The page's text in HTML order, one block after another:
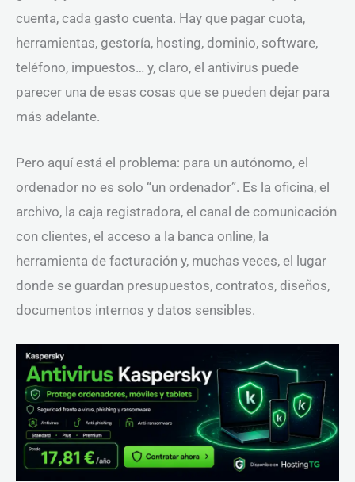
cuenta, cada gasto cuenta. Hay que pagar cuota,
herramientas, gestoría, hosting, dominio, software,
teléfono, impuestos… y, claro, el antivirus puede
parecer una de esas cosas que se pueden dejar para
más adelante.
Pero aquí está el problema: para un autónomo, el
ordenador no es solo “un ordenador”. Es la oficina, el
archivo, la caja registradora, el canal de comunicación
con clientes, el acceso a la banca online, la
herramienta de facturación y, muchas veces, el lugar
donde se guardan presupuestos, contratos, diseños,
documentos internos y datos sensibles.